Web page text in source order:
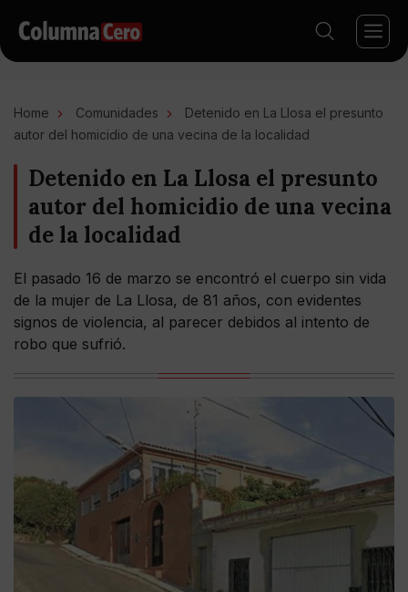
Home Comunidades
Detenido en La Llosa el presunto
autor del homicidio de una vecina de la localidad
Detenido en La Llosa el presunto
autor del homicidio de una vecina
de la localidad
El pasado 16 de marzo se encontró el cuerpo sin vida
de la mujer de La Llosa, de 81 años, con evidentes
signos de violencia, al parecer debidos al intento de
robo que sufrió.